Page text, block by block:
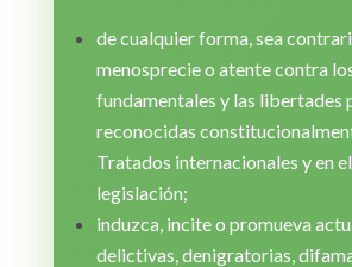
de cualquier forma, sea
menosprecie o atente contra
fundamentales y las libertades
reconocidas
Tratados internacionales y en
legislación;
induzca, incite o promueva
delictivas, denigratorias,